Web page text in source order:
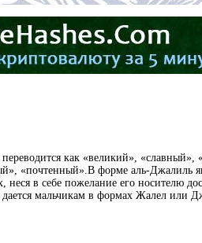
«почтенный».В форме аль-Джалиль
в себе пожелание его носителю
мальчикам в формах Жалел или